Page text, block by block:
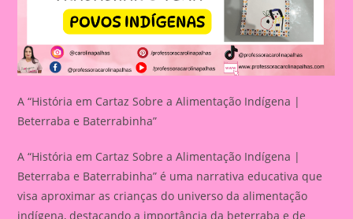
A “História em Cartaz Sobre a Alimentação Indígena |
Beterraba e Baterrabinha”
A “História em Cartaz Sobre a Alimentação Indígena |
Beterraba e Baterrabinha” é uma narrativa educativa que
visa aproximar as crianças do universo da alimentação
indígena, destacando a importância da beterraba e de